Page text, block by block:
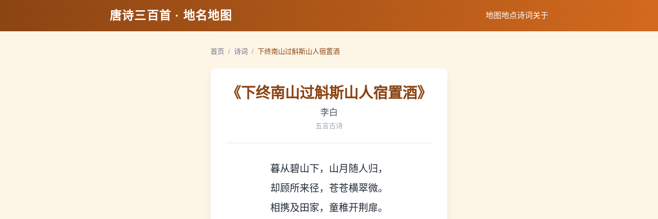
唐诗三百首 · 地名地图 地图地点诗词 关于
首页 / 诗词 / 下终南山过斛斯山人宿置酒
《下终南山过斛斯山人宿置酒》
李白
五言古诗
暮从碧山下，山月随人归，
却顾所来径，苍苍横翠微。
相携及田家，童稚开荆扉。